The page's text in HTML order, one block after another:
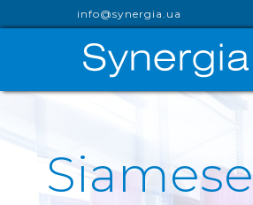
info@synergia.ua